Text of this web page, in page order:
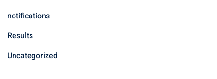
notifications
Results
Uncategorized